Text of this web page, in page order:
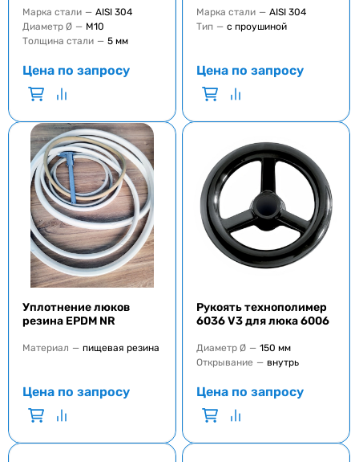
Марка стали — AISI 304
Диаметр Ø — M10
Толщина стали — 5 мм
Цена по запросу
Марка стали — AISI 304
Тип — с проушиной
Цена по запросу
Уплотнение люков
резина EPDM NR
Материал — пищевая резина
Цена по запросу
Рукоять технополимер
6036 V3 для люка 6006
Диаметр Ø — 150 мм
Открывание — внутрь
Цена по запросу